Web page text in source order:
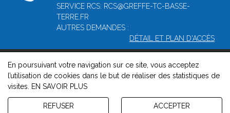
SERVICE RCS: RCS@GREFFE-TC-BASSE-
TERRE.FR
AUTRES DEMANDES :
DÉTAIL ET PLAN D'ACCÈS
© 2026, Greffe du tribunal mixte de commerce de Basse-Terre -
Mentions légales-Contact -Gestion des cookies-Politique de
confidentialité et de cookies
Version : 1.8.1
En poursuivant votre navigation sur ce site, vous acceptez
l’utilisation de cookies dans le but de réaliser des statistiques de
visites.
EN SAVOIR PLUS
REFUSER ACCEPTER